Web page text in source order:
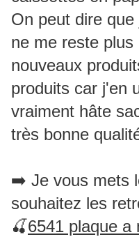
On peut dire
ne me reste
nouveaux
produits car j'en
vraiment hâte
très bonne
➡️ Je vous mets
souhaitez les
🍒6541 plaque a